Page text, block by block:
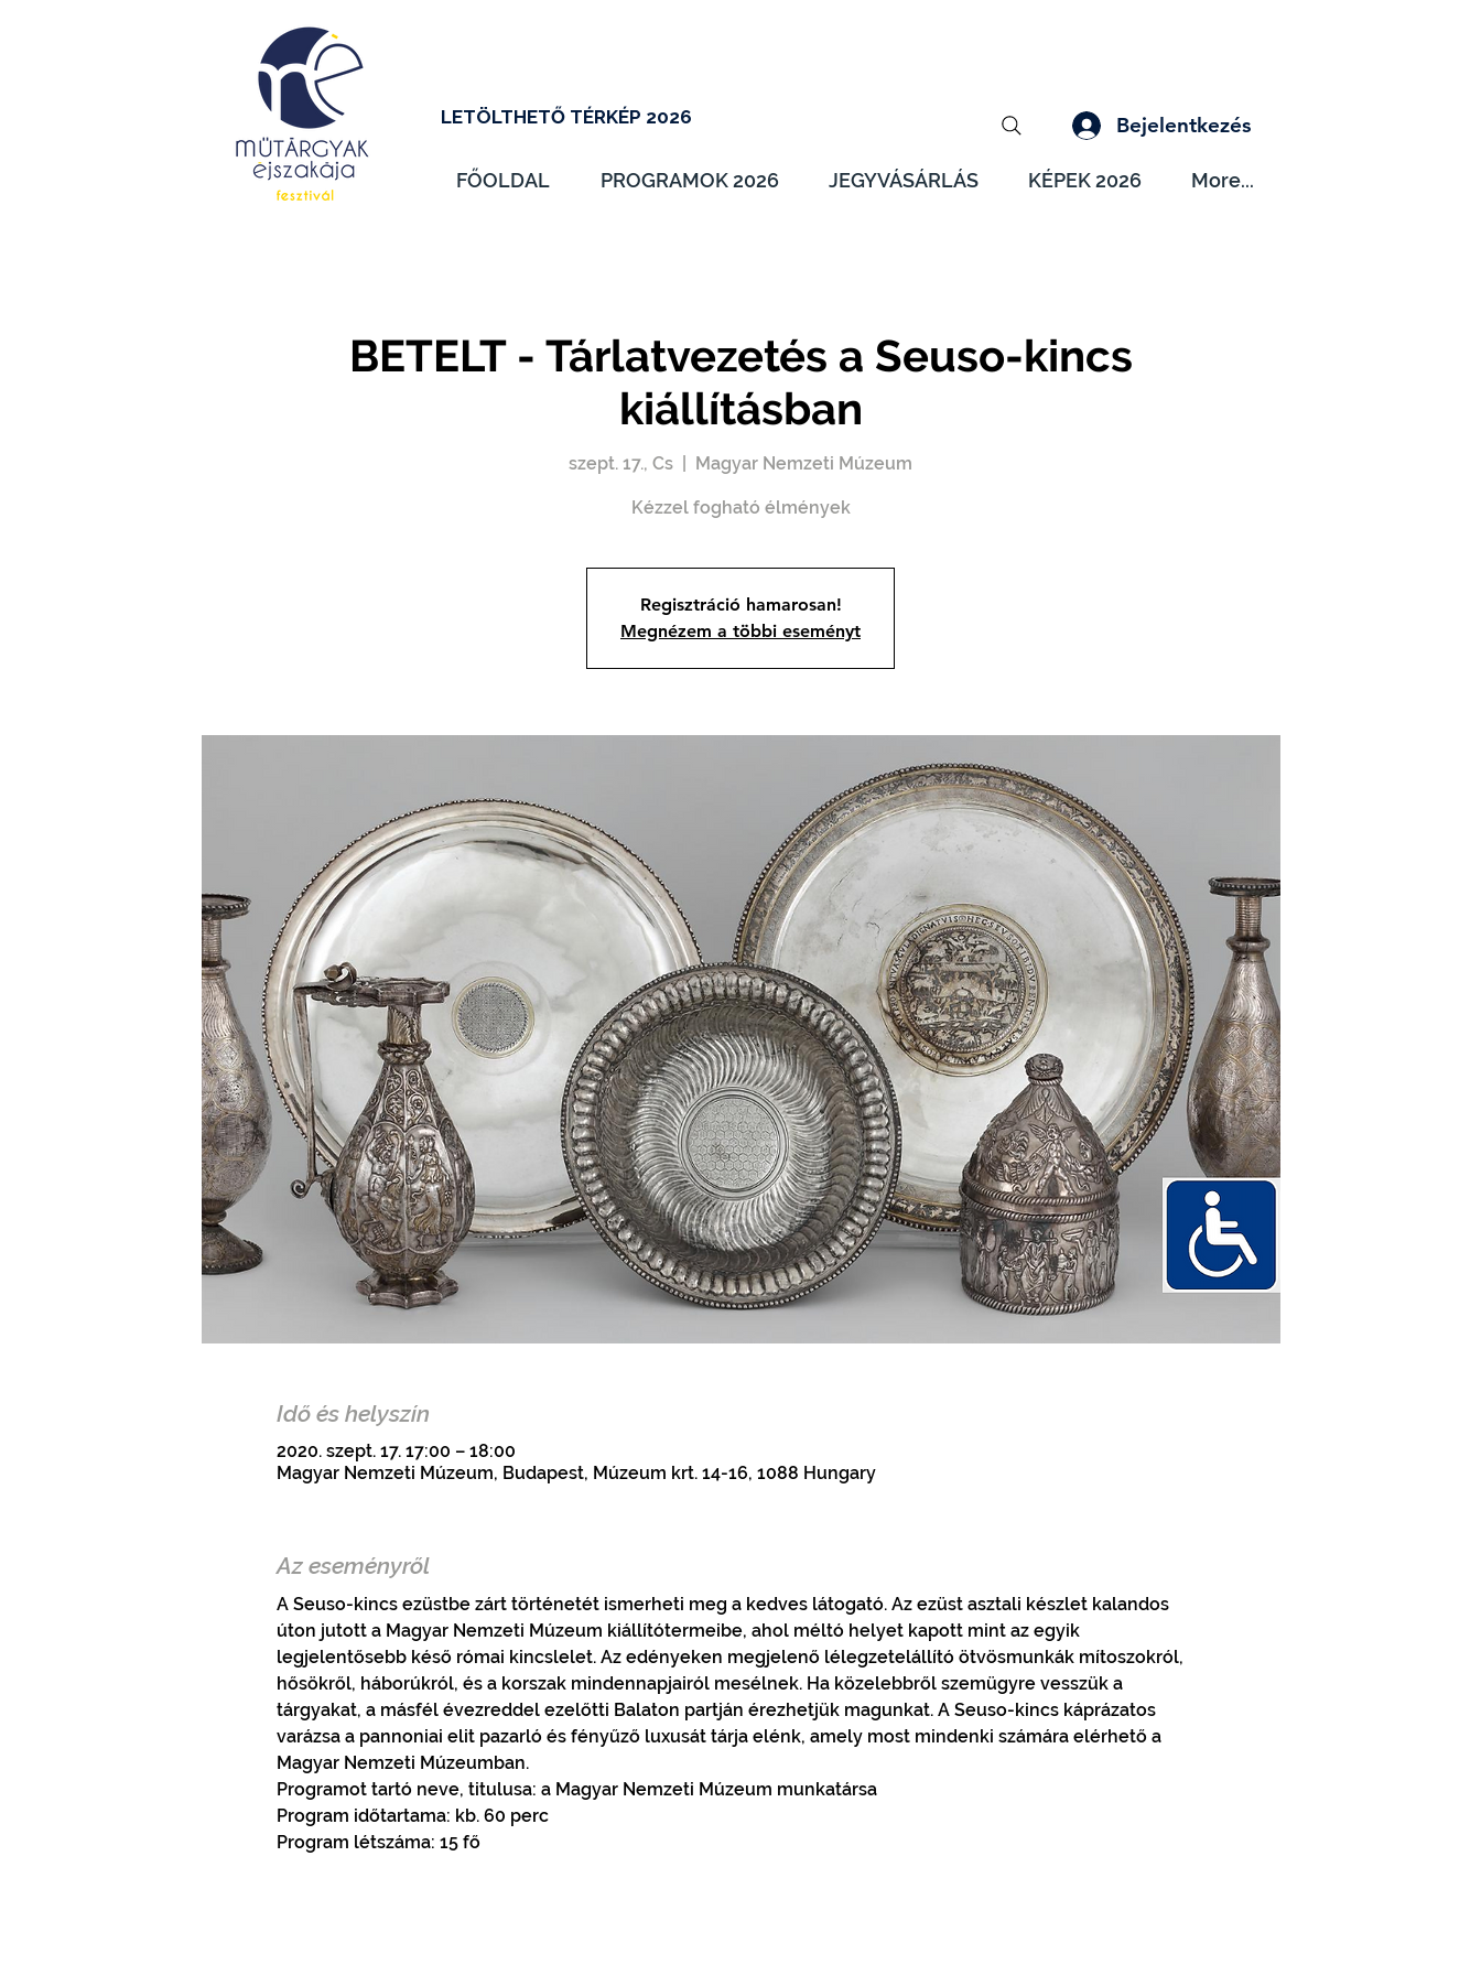
Bejelentkezés
LETÖLTHETŐ TÉRKÉP 2026
FŐOLDAL PROGRAMOK 2026 JEGYVÁSÁRLÁS KÉPEK 2026 More...
BETELT - Tárlatvezetés a Seuso-kincs
kiállításban
szept. 17., Cs Magyar Nemzeti Múzeum
Kézzel fogható élmények
Regisztráció hamarosan!
Megnézem a többi eseményt
Idő és helyszín
2020. szept. 17. 17:00 – 18:00
Magyar Nemzeti Múzeum, Budapest, Múzeum krt. 14-16, 1088 Hungary
Az eseményről
A Seuso-kincs ezüstbe zárt történetét ismerheti meg a kedves látogató. Az ezüst asztali készlet kalandos
úton jutott a Magyar Nemzeti Múzeum kiállítótermeibe, ahol méltó helyet kapott mint az egyik
legjelentősebb késő római kincslelet. Az edényeken megjelenő lélegzetelállító ötvösmunkák mítoszokról,
hősökről, háborúkról, és a korszak mindennapjairól mesélnek. Ha közelebbről szemügyre vesszük a
tárgyakat, a másfél évezreddel ezelőtti Balaton partján érezhetjük magunkat. A Seuso-kincs káprázatos
varázsa a pannoniai elit pazarló és fényűző luxusát tárja elénk, amely most mindenki számára elérhető a
Magyar Nemzeti Múzeumban.
Programot tartó neve, titulusa: a Magyar Nemzeti Múzeum munkatársa
Program időtartama: kb. 60 perc
Program létszáma: 15 fő